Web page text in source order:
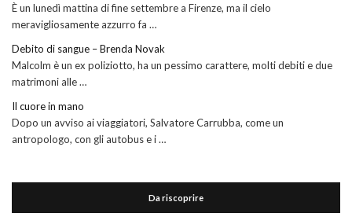
È un lunedì mattina di fine settembre a Firenze, ma il cielo
meravigliosamente azzurro fa …
Debito di sangue – Brenda Novak
Malcolm è un ex poliziotto, ha un pessimo carattere, molti debiti e due
matrimoni alle …
Il cuore in mano
Dopo un avviso ai viaggiatori, Salvatore Carrubba, come un
antropologo, con gli autobus e i …
Da riscoprire